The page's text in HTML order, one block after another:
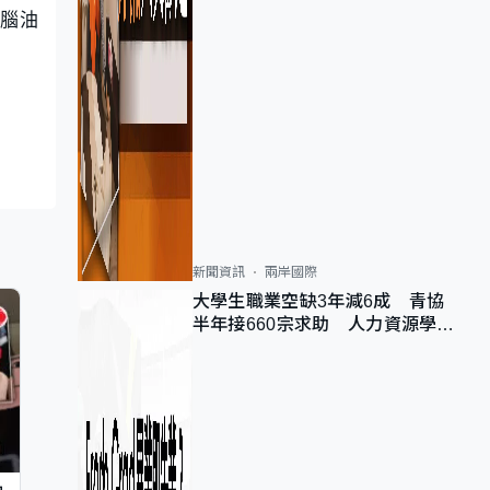
油
新聞資訊 兩岸國際
大學生職業空缺3年減6成 青協
半年接660宗求助 人力資源學